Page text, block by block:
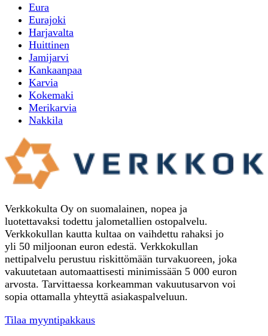
Eura
Eurajoki
Harjavalta
Huittinen
Jamijarvi
Kankaanpaa
Karvia
Kokemaki
Merikarvia
Nakkila
Verkkokulta Oy on suomalainen, nopea ja
luotettavaksi todettu jalometallien ostopalvelu.
Verkkokullan kautta kultaa on vaihdettu rahaksi jo
yli 50 miljoonan euron edestä. Verkkokullan
nettipalvelu perustuu riskittömään turvakuoreen, joka
vakuutetaan automaattisesti minimissään 5 000 euron
arvosta. Tarvittaessa korkeamman vakuutusarvon voi
sopia ottamalla yhteyttä asiakaspalveluun.
Tilaa myyntipakkaus